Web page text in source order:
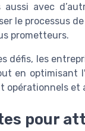
avec
le processus
prometteurs.
défis, les
en optimisant
opérationnels
pour